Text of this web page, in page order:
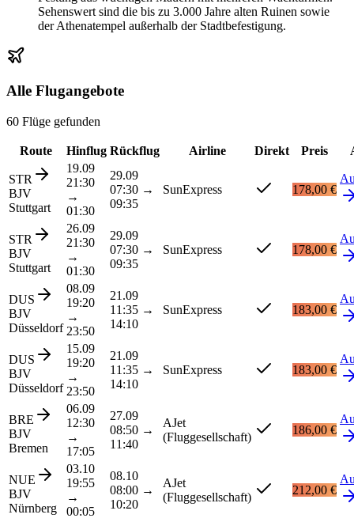
Sehenswert sind die bis zu 3.000 Jahre alten Ruinen sowie
der Athenatempel außerhalb der Stadtbefestigung.
Alle Flugangebote
60 Flüge gefunden
Route Hinflug Rückflug Airline Direkt Preis
STR
BJV
Stuttgart
19.09
21:30
→
01:30
29.09
07:30 →
09:35
SunExpress 178,00 €
STR
BJV
Stuttgart
26.09
21:30
→
01:30
29.09
07:30 →
09:35
SunExpress 178,00 €
DUS
BJV
Düsseldorf
08.09
19:20
→
23:50
21.09
11:35 →
14:10
SunExpress 183,00 €
DUS
BJV
Düsseldorf
15.09
19:20
→
23:50
21.09
11:35 →
14:10
SunExpress 183,00 €
BRE
BJV
Bremen
06.09
12:30
→
17:05
27.09
08:50 →
11:40
AJet
(Fluggesellschaft)
186,00 €
NUE
BJV
Nürnberg
03.10
19:55
→
00:05
08.10
08:00 →
10:20
AJet
(Fluggesellschaft)
212,00 €